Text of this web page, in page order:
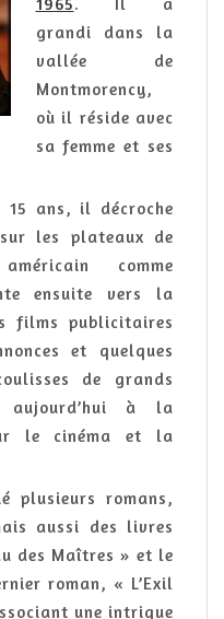
grandi dans la
vallée de
Montmorency,
où il réside avec
sa femme et ses
ans, il décroche
les plateaux de
comme
ensuite vers la
films publicitaires
et quelques
de grands
à la
le cinéma et la
plusieurs romans,
aussi des livres
des Maîtres » et le
roman, « L’Exil
une intrigue